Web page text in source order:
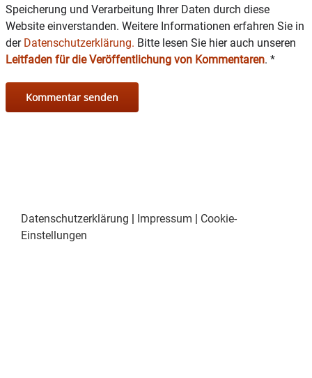
Speicherung und Verarbeitung Ihrer Daten durch diese
Website einverstanden. Weitere Informationen erfahren Sie in
der Datenschutzerklärung. Bitte lesen Sie hier auch unseren
Leitfaden für die Veröffentlichung von Kommentaren. *
Datenschutzerklärung | Impressum | Cookie-
Einstellungen